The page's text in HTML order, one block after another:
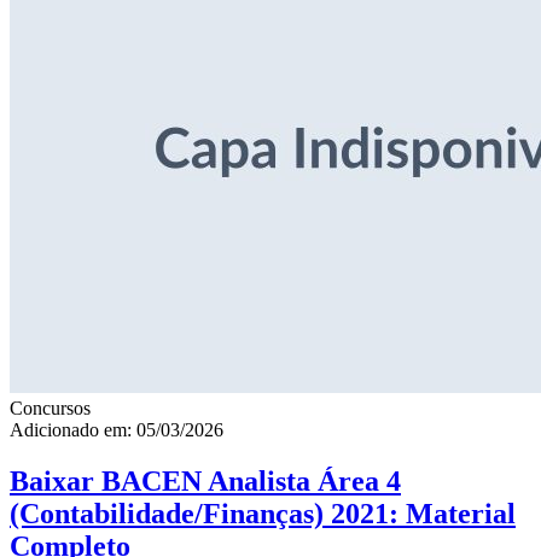
Concursos
Adicionado em: 05/03/2026
Baixar BACEN Analista Área 4
(Contabilidade/Finanças) 2021: Material
Completo